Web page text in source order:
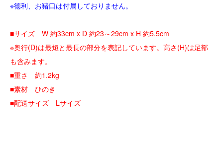
※徳利、お猪口は付属しておりません。
■サイズ W 約33cm x D 約23～29cm x H 約5.5cm
※奥行(D)は最短と最長の部分を表記しています。高さ(H)は足部
も含みます。
■重さ 約1.2kg
■素材 ひのき
■配送サイズ Lサイズ